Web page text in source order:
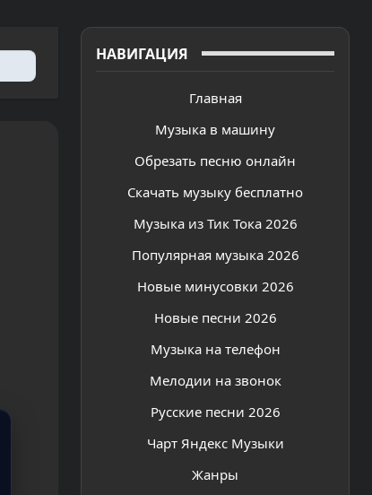
НАВИГАЦИЯ
Главная
Музыка в машину
Обрезать песню онлайн
Скачать музыку бесплатно
Музыка из Тик Тока 2026
Популярная музыка 2026
Новые минусовки 2026
Новые песни 2026
Музыка на телефон
Мелодии на звонок
Русские песни 2026
Чарт Яндекс Музыки
Жанры